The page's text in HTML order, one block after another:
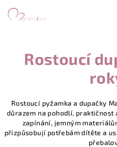
Rostoucí
Rostoucí pyžamka a dupačky
důrazem na pohodlí, praktičnost
zapínání, jemným
přizpůsobují potřebám dítěte a